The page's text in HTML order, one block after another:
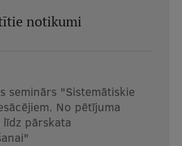
notikumi
seminārs "Sistemātiskie
No pētījuma
pārskata